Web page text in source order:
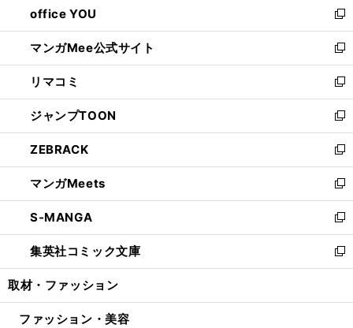
く
で
開
く
ィ
ン
ド
ウ
で
開
く
い
ウ
ィ
ン
ド
ウ
で
開
く
office YOU
新
し
い
ウ
ィ
ン
ド
ウ
で
開
く
マンガMee公式サイト
新
し
い
ウ
ィ
ン
ド
ウ
で
開
く
リマコミ
新
し
い
ウ
ィ
ン
ド
ウ
で
開
く
ジャンプTOON
新
し
い
ウ
ィ
ン
ド
ウ
で
開
ZEBRACK
新
し
い
ウ
ィ
ン
ド
ウ
開
マンガMeets
新
し
い
ウ
ィ
ン
ウ
S-MANGA
新
し
い
ウ
ン
集英社コミック文庫
新
し
ウ
取材・ファッション
ファッション・美容